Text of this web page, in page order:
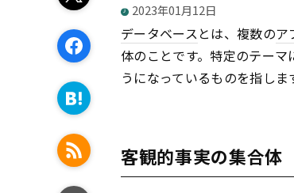
2023年01月12日
データベースとは、複数のア
体のことです。特定のテー
うになっているものを指しま
客観的事実の集合体